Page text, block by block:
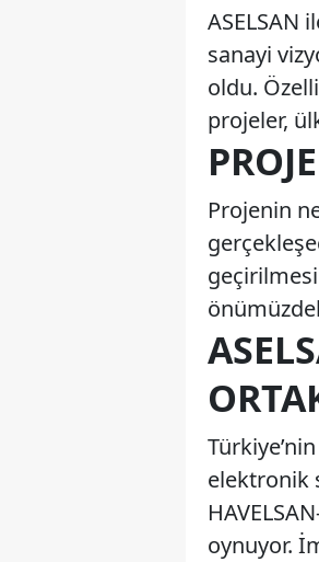
ASELSAN
sanayi
oldu.
projeler,
Projenin
geçirilmesi
elektronik
oynuyor.